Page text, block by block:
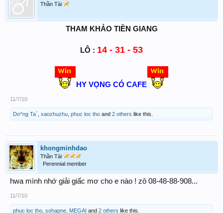
Thần Tài
THAM KHẢO TIỀN GIANG
LÔ : 14 - 31 - 53
HY VỌNG CÓ CAFE
11/7/10
Do^ng Ta` xaozhuzhu phuc loc tho and 2 others like this.
khongminhdao
Thần Tài
Perennial member
hwa mình nhớ giải giấc mơ cho e nào ! zô 08-48-88-908...
11/7/10
phuc loc tho sohapne MEGAI and 2 others like this.